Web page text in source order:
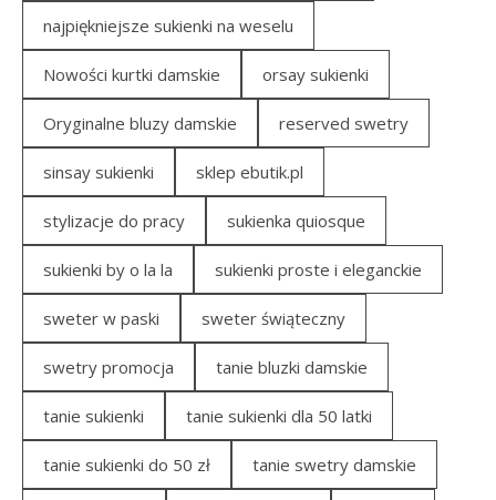
najpiękniejsze sukienki na weselu
Nowości kurtki damskie orsay sukienki
Oryginalne bluzy damskie reserved swetry
sinsay sukienki sklep ebutik.pl
stylizacje do pracy sukienka quiosque
sukienki by o la la sukienki proste i eleganckie
sweter w paski sweter świąteczny
swetry promocja tanie bluzki damskie
tanie sukienki tanie sukienki dla 50 latki
tanie sukienki do 50 zł tanie swetry damskie